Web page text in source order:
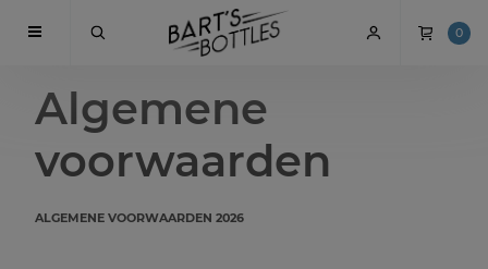
0
Algemene
voorwaarden
ALGEMENE VOORWAARDEN 2026